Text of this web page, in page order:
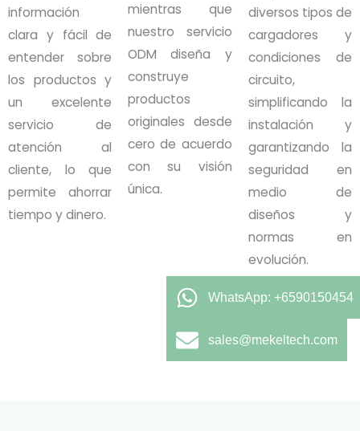
información
clara y fácil de
entender sobre
los productos y
un excelente
servicio de
atención al
cliente, lo que
permite ahorrar
tiempo y dinero.
mientras que
nuestro servicio
ODM diseña y
construye
productos
originales desde
cero de acuerdo
con su visión
única.
diversos tipos de
cargadores y
condiciones de
circuito,
simplificando la
instalación y
garantizando la
seguridad en
medio de
diseños y
normas en
evolución.
WhatsApp: +6590150454
sales@mekeltech.com